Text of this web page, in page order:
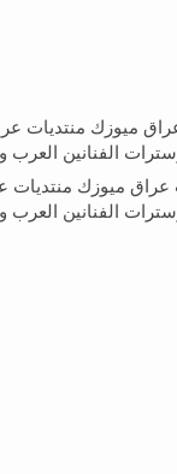
ميوزك منتديات
الفنانين العرب
ميوزك منتديات
الفنانين العرب